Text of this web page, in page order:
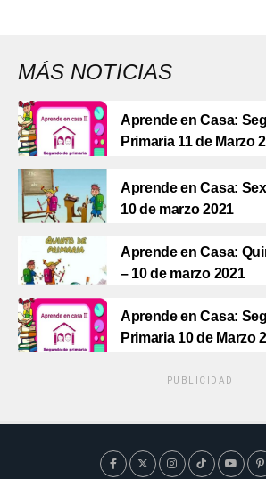
MÁS NOTICIAS
Aprende en Casa:
Primaria 11 de Marzo
Aprende en Casa:
10 de marzo 2021
Aprende en Casa:
– 10 de marzo 2021
Aprende en Casa:
Primaria 10 de Marzo
PUBLICIDAD